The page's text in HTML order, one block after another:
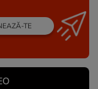
TE